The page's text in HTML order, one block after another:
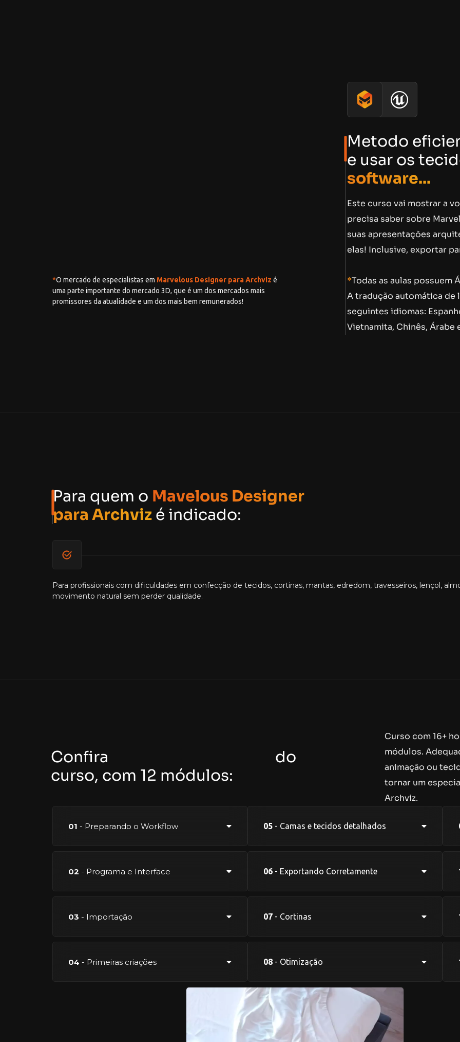
*O mercado de especialistas em Marvelous Designer para Archviz é
uma parte importante do mercado 3D, que é um dos mercados mais
promissores da atualidade e um dos mais bem remunerados!
Metodo
e usar os
software...
Este curso vai mostrar a
precisa saber sobre
suas apresentações
elas! Inclusive, exportar
*Todas as aulas possuem
A tradução automática de
seguintes idiomas:
Vietnamita, Chinês, Árabe
Para quem o Mavelous Designer
para Archvizé indicado:
Para profissionais com dificuldades em confecção de tecidos, cortinas, mantas, edredom, travesseiros, lençol,
movimento natural sem perder qualidade.
Confira
do
curso, com 12 módulos:
Curso com 16+
módulos.
animação ou
tornar um
Archviz.
01 - Preparando o Workflow
02 - Programa e Interface
03 - Importação
04 - Primeiras criações
05 - Camas e tecidos detalhados
06 - Exportando Corretamente
07 - Cortinas
08 - Otimização